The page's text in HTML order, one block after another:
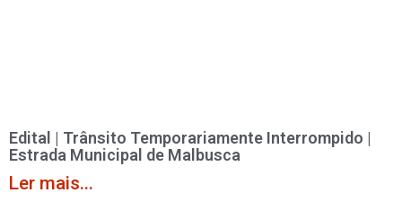
Edital | Trânsito Temporariamente Interrompido |
Estrada Municipal de Malbusca
Ler mais...